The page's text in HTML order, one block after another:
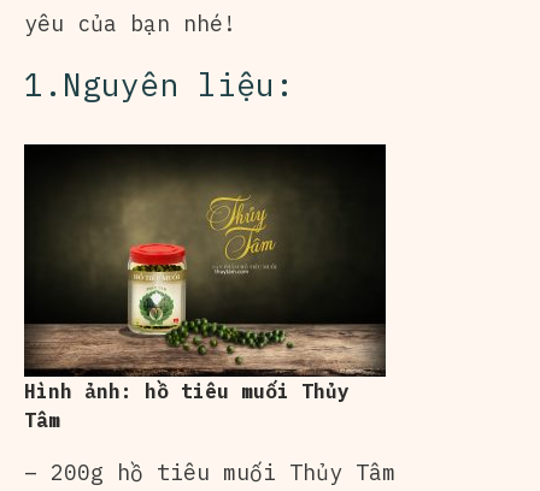
yêu của bạn nhé!
1.Nguyên liệu:
Hình ảnh: hồ tiêu muối Thủy
Tâm
– 200g hồ tiêu muối Thủy Tâm